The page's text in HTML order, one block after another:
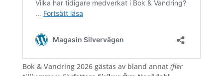
Bok & Vandring 2026 gästas av bland annat (fler